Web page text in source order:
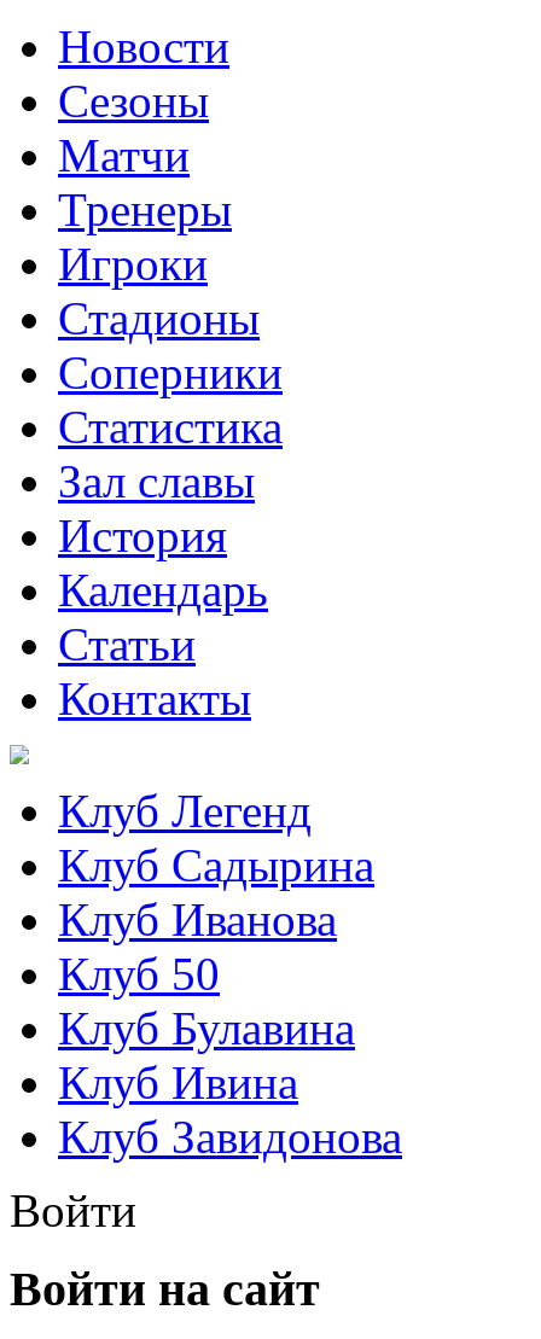
Новости
Сезоны
Матчи
Тренеры
Игроки
Стадионы
Соперники
Статистика
Зал славы
История
Календарь
Статьи
Контакты
Клуб Легенд
Клуб Садырина
Клуб Иванова
Клуб 50
Клуб Булавина
Клуб Ивина
Клуб Завидонова
Войти
Войти на сайт